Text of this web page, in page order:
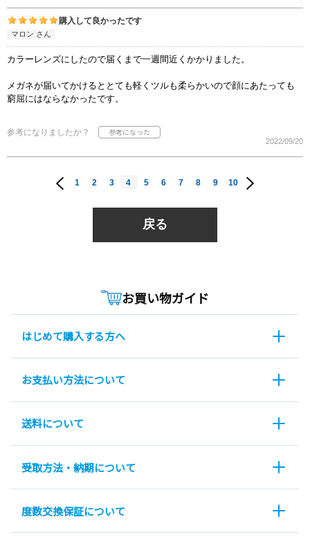
購入して良かったです
マロン さん
カラーレンズにしたので届くまで一週間近くかかりました。
メガネが届いてかけるととても軽くツルも柔らかいので顔にあたっても
窮屈にはならなかったです。
参考になりましたか？
2022/09/20
1 2 3 4 5 6 7 8 9 10
戻る
お買い物ガイド
はじめて購入する方へ
お支払い方法について
送料について
受取方法・納期について
度数交換保証について